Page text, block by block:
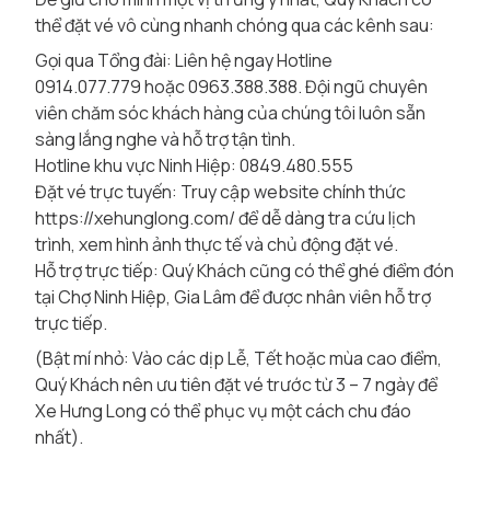
thể đặt vé vô cùng nhanh chóng qua các kênh sau:
Gọi qua Tổng đài: Liên hệ ngay Hotline
0914.077.779 hoặc 0963.388.388. Đội ngũ chuyên
viên chăm sóc khách hàng của chúng tôi luôn sẵn
sàng lắng nghe và hỗ trợ tận tình.
Hotline khu vực Ninh Hiệp: 0849.480.555
Đặt vé trực tuyến: Truy cập website chính thức
https://xehunglong.com/để dễ dàng tra cứu lịch
trình, xem hình ảnh thực tế và chủ động đặt vé.
Hỗ trợ trực tiếp: Quý Khách cũng có thể ghé điểm đón
tại Chợ Ninh Hiệp, Gia Lâm để được nhân viên hỗ trợ
trực tiếp.
(Bật mí nhỏ: Vào các dịp Lễ, Tết hoặc mùa cao điểm,
Quý Khách nên ưu tiên đặt vé trước từ 3 – 7 ngày để
Xe Hưng Long có thể phục vụ một cách chu đáo
nhất).